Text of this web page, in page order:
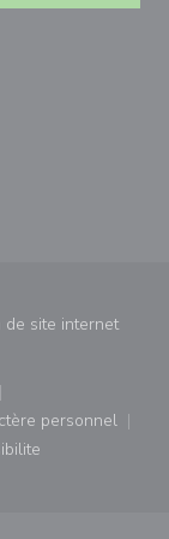
une nouvelle
site internet
une nouvelle
fenêtre))
une nouvelle
personnel
fenêtre))
fenêtre))une nouvelle